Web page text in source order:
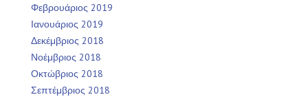
Φεβρουάριος 2019
Ιανουάριος 2019
Δεκέμβριος 2018
Νοέμβριος 2018
Οκτώβριος 2018
Σεπτέμβριος 2018